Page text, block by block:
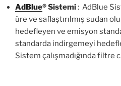
AdBlue®Sistemi: AdBlue
üre ve saflaştırılmış sudan
hedefleyen ve emisyon
standarda indirgemeyi
Sistem çalışmadığında filtre